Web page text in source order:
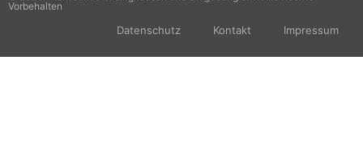
Vorbehalten
Datenschutz Kontakt Impressum